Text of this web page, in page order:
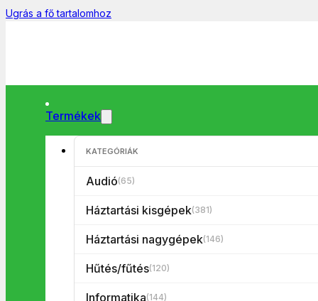
Ugrás a fő tartalomhoz
Termékek
KATEGÓRIÁK
Audió(65)
Háztartási kisgépek(381)
Háztartási nagygépek(146)
Hűtés/fűtés(120)
Informatika(144)